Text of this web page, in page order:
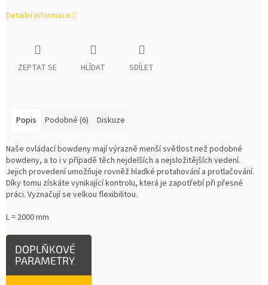
Detailní informace
ZEPTAT SE HLÍDAT SDÍLET
Popis Podobné (6) Diskuze
Naše ovládací bowdeny mají výrazně menší světlost než podobné
bowdeny, a to i v případě těch nejdelších a nejsložitějších vedení.
Jejich provedení umožňuje rovněž hladké protahování a protlačování.
Díky tomu získáte vynikající kontrolu, která je zapotřebí při přesné
práci. Vyznačují se velkou flexibilitou.
L = 2000 mm
DOPLŇKOVÉ
PARAMETRY